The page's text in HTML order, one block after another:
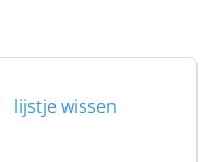
lijstje wissen